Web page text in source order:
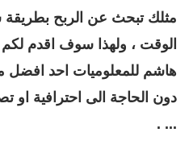
مثلك تبحث عن الربح
الوقت ، ولهذا سوف اقدم
هاشم للمعلوميات احد افضل
دون الحاجة الى احترافية او
... .